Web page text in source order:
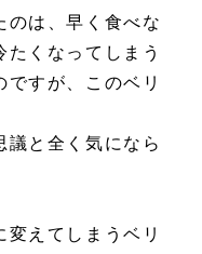
のは、早く食べな
くなってしまう
すが、このベリ
議と全く気になら
えてしまうベリ